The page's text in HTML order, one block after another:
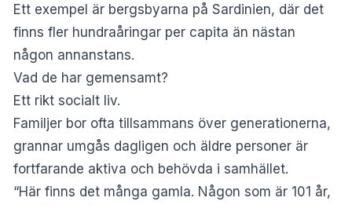
Ett exempel är bergsbyarna på Sardinien, där det
finns fler hundraåringar per capita än nästan
någon annanstans.
Vad de har gemensamt?
Ett rikt socialt liv.
Familjer bor ofta tillsammans över generationerna,
grannar umgås dagligen och äldre personer är
fortfarande aktiva och behövda i samhället.
“Här finns det många gamla. Någon som är 101 år,